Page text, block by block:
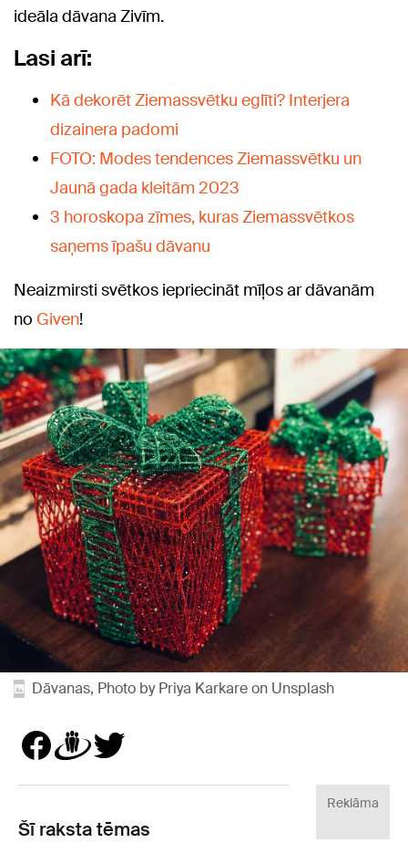
ideāla dāvana Zivīm.
Lasi arī:
Kā dekorēt Ziemassvētku eglīti? Interjera
dizainera padomi
FOTO: Modes tendences Ziemassvētku un
Jaunā gada kleitām 2023
3 horoskopa zīmes, kuras Ziemassvētkos
saņems īpašu dāvanu
Neaizmirsti svētkos iepriecināt mīļos ar dāvanām
no Given!
Dāvanas, Photo by Priya Karkare on Unsplash
Šī raksta tēmas
Reklāma